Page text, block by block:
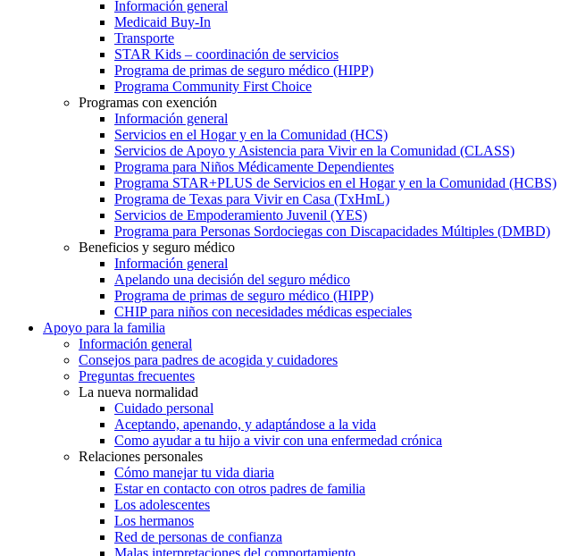
Información general
Medicaid Buy-In
Transporte
STAR Kids – coordinación de servicios
Programa de primas de seguro médico (HIPP)
Programa Community First Choice
Programas con exención
Información general
Servicios en el Hogar y en la Comunidad (HCS)
Servicios de Apoyo y Asistencia para Vivir en la Comunidad (CLASS)
Programa para Niños Médicamente Dependientes
Programa STAR+PLUS de Servicios en el Hogar y en la Comunidad (HCBS)
Programa de Texas para Vivir en Casa (TxHmL)
Servicios de Empoderamiento Juvenil (YES)
Programa para Personas Sordociegas con Discapacidades Múltiples (DMBD)
Beneficios y seguro médico
Información general
Apelando una decisión del seguro médico
Programa de primas de seguro médico (HIPP)
CHIP para niños con necesidades médicas especiales
Apoyo para la familia
Información general
Consejos para padres de acogida y cuidadores
Preguntas frecuentes
La nueva normalidad
Cuidado personal
Aceptando, apenando, y adaptándose a la vida
Como ayudar a tu hijo a vivir con una enfermedad crónica
Relaciones personales
Cómo manejar tu vida diaria
Estar en contacto con otros padres de familia
Los adolescentes
Los hermanos
Red de personas de confianza
Malas interpretaciones del comportamiento